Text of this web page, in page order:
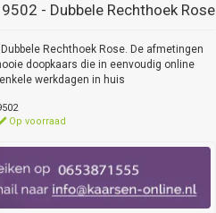
- Dubbele Rechthoek Rose
Dubbele Rechthoek Rose. De afmetingen
doopkaars die in eenvoudig online
werkdagen in huis
Op voorraad